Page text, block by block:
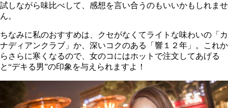
試しながら味比べして、感想を言い合うのもいいかもしれませ
ん。
ちなみに私のおすすめは、クセがなくてライトな味わいの「カ
ナディアンクラブ」か、深いコクのある「響１２年」。これか
らさらに寒くなるので、女のコにはホットで注文してあげる
と“デキる男”の印象を与えられますよ！